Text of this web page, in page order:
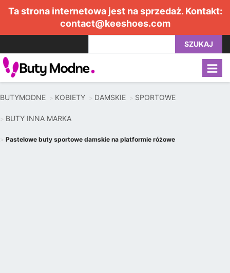
Ta strona internetowa jest na sprzedaż. Kontakt:
contact@keeshoes.com
SZUKAJ
BUTYMODNE KOBIETY DAMSKIE SPORTOWE
BUTY INNA MARKA
Pastelowe buty sportowe damskie na platformie różowe